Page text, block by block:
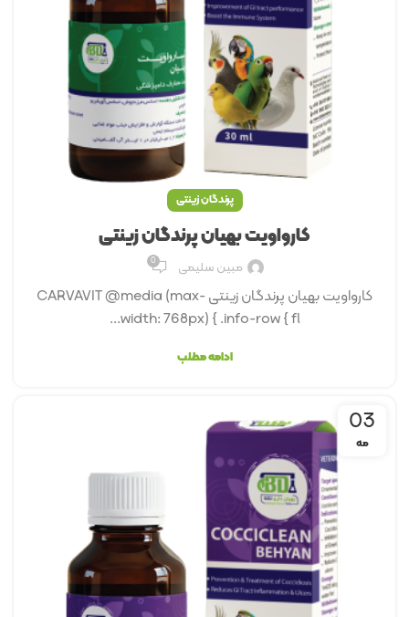
پرندگان زینتی
کارواویت بهیان پرندگان زینتی
مبین سلیمی 0
کارواوﯾﺖ بهیان پرندگان زینتی CARVAVIT @media (max-
width: 768px) { .info-row { fl...
ادامه مطلب
03
مه